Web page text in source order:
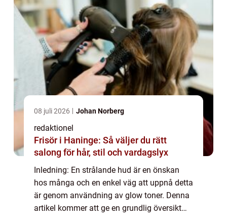
08 juli 2026 Johan Norberg
redaktionel
Frisör i Haninge: Så väljer du rätt
salong för hår, stil och vardagslyx
Inledning: En strålande hud är en önskan
hos många och en enkel väg att uppnå detta
är genom användning av glow toner. Denna
artikel kommer att ge en grundlig översikt